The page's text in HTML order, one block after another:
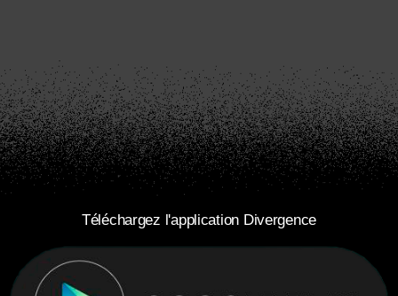
Téléchargez l'application Divergence